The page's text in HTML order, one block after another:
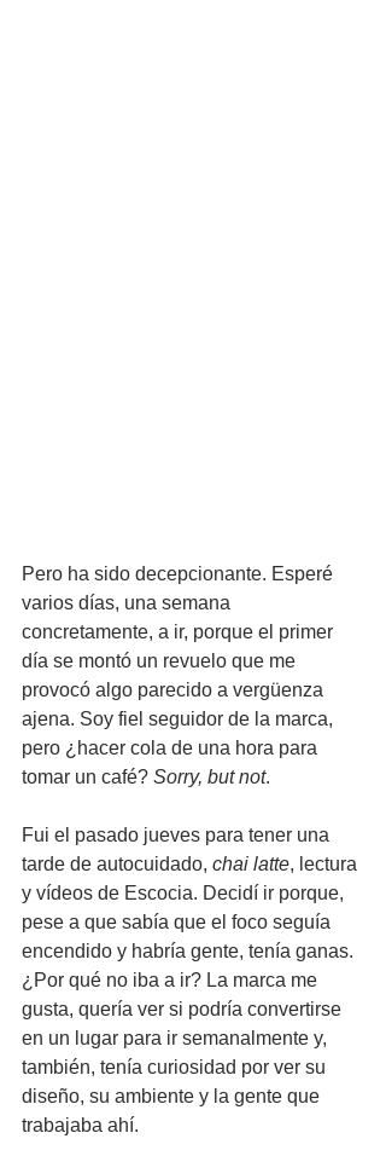
Pero ha sido decepcionante. Esperé
varios días, una semana
concretamente, a ir, porque el primer
día se montó un revuelo que me
provocó algo parecido a vergüenza
ajena. Soy fiel seguidor de la marca,
pero ¿hacer cola de una hora para
tomar un café? Sorry, but not.
Fui el pasado jueves para tener una
tarde de autocuidado, chai latte, lectura
y vídeos de Escocia. Decidí ir porque,
pese a que sabía que el foco seguía
encendido y habría gente, tenía ganas.
¿Por qué no iba a ir? La marca me
gusta, quería ver si podría convertirse
en un lugar para ir semanalmente y,
también, tenía curiosidad por ver su
diseño, su ambiente y la gente que
trabajaba ahí.